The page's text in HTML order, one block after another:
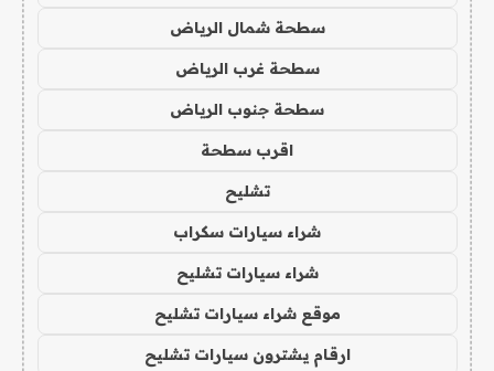
سطحة شمال الرياض
سطحة غرب الرياض
سطحة جنوب الرياض
اقرب سطحة
تشليح
شراء سيارات سكراب
شراء سيارات تشليح
موقع شراء سيارات تشليح
ارقام يشترون سيارات تشليح